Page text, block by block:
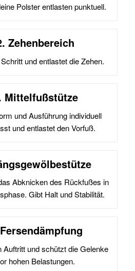
Polster entlasten punktuell.
Zehenbereich
und entlastet die Zehen.
Mittelfußstütze
und Ausführung individuell
und entlastet den Vorfuß.
Abknicken des Rückfußes in
Gibt Halt und Stabilität.
Auftritt und schützt die Gelenke
hohen Belastungen.